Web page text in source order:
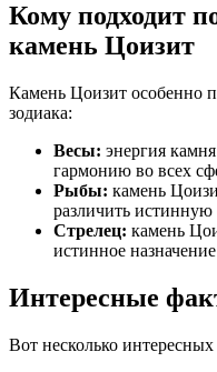
Кому подходит
камень Цоизит
Камень Цоизит особенно
зодиака:
Весы: энергия
гармонию во всех
Рыбы: камень
различить
Стрелец: камень
истинное
Интересные
Вот несколько